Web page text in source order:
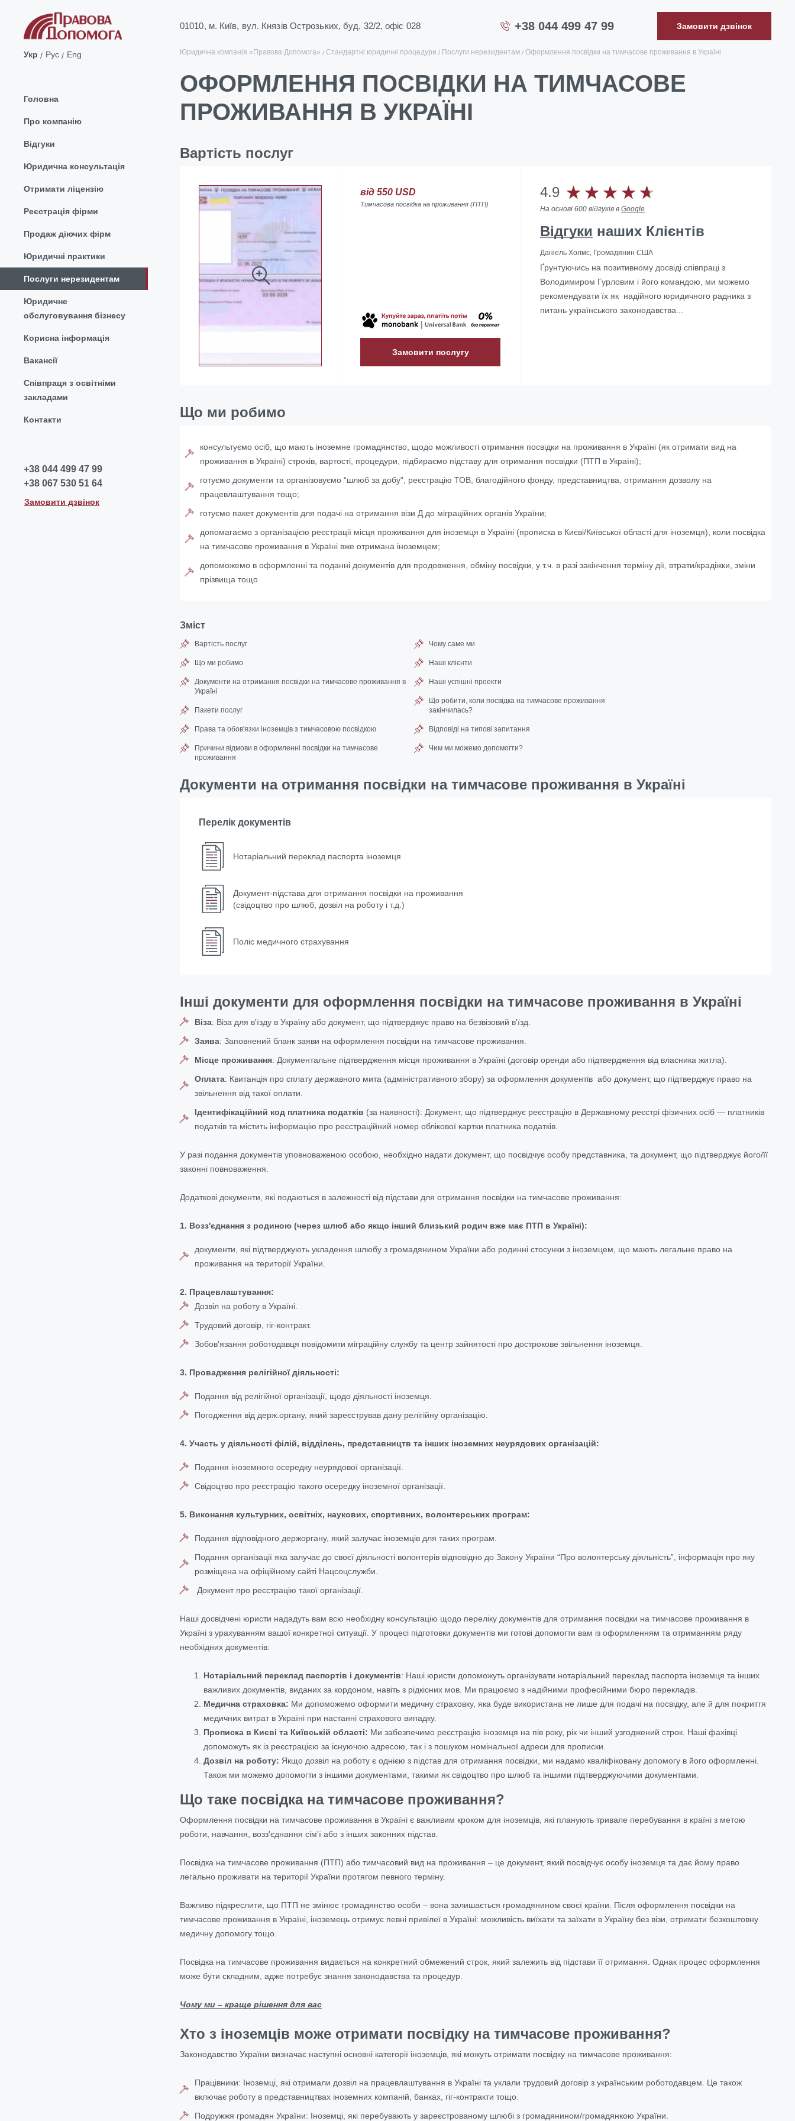
01010, м. Київ, вул. Князів Острозьких, буд. 32/2, офіс 028 +38 044 499 47 99 Замовити дзвінок
Укр Рус Eng
Головна
Про компанію
Відгуки
Юридична консультація
Отримати ліцензію
Реєстрація фірми
Продаж діючих фірм
Юридичні практики
Послуги нерезидентам
Юридичне
обслуговування бізнесу
Корисна інформація
Вакансії
Співпраця з освітніми
закладами
Контакти
+38 044 499 47 99
+38 067 530 51 64
Замовити дзвінок
Юридична компанія «Правова Допомога» Стандартні юридичні процедури Послуги нерезидентам Оформлення посвідки на тимчасове проживання в Україні
ОФОРМЛЕННЯ ПОСВІДКИ НА ТИМЧАСОВЕ
ПРОЖИВАННЯ В УКРАЇНІ
Вартість послуг
від 550 USD
Тимчасова посвідка на проживання (ПТП)
Замовити послугу
4.9
На основі 600 відгуків в Google
Відгуки наших Клієнтів
Даніель Холмс, Громадянин США
Ґрунтуючись на позитивному досвіді співпраці з
Володимиром Гурловим і його командою, ми можемо
рекомендувати їх як надійного юридичного радника з
питань українського законодавства...
Що ми робимо
консультуємо осіб, що мають іноземне громадянство , щодо можливості отримання посвідки на проживання в Україні (як отримати вид на
проживання в Україні) строків, вартості, процедури, підбираємо підставу для отримання посвідки (ПТП в Україні);
готуємо документи та організовуємо “шлюб за добу”, реєстрацію ТОВ, благодійного фонду, представництва, отримання дозволу на
працевлаштування тощо;
готуємо пакет документів для подачі на отримання візи Д до міграційних органів України;
допомагаємо з організацією реєстрації місця проживання для іноземця в Україні (прописка в Києві/Київської області для іноземця), коли посвідка
на тимчасове проживання в Україні вже отримана іноземцем;
допоможемо в оформленні та поданні документів для продовження, обміну посвідки, у т.ч. в разі закінчення терміну дії, втрати/крадіжки, зміни
прізвища тощо
Зміст
Вартість послуг
Що ми робимо
Документи на отримання посвідки на тимчасове проживання в
Україні
Пакети послуг
Права та обов'язки іноземців з тимчасовою посвідкою
Причини відмови в оформленні посвідки на тимчасове
проживання
Чому саме ми
Наші клієнти
Наші успішні проекти
Що робити, коли посвідка на тимчасове проживання
закінчилась?
Відповіді на типові запитання
Чим ми можемо допомогти?
Документи на отримання посвідки на тимчасове проживання в Україні
Перелік документів
Нотаріальний переклад паспорта іноземця
Документ-підстава для отримання посвідки на проживання
(свідоцтво про шлюб, дозвіл на роботу і т.д.)
Поліс медичного страхування
Інші документи для оформлення посвідки на тимчасове проживання в Україні
Віза: Віза для в'їзду в Україну або документ, що підтверджує право на безвізовий в'їзд.
Заява: Заповнений бланк заяви на оформлення посвідки на тимчасове проживання.
Місце проживання: Документальне підтвердження місця проживання в Україні (договір оренди або підтвердження від власника житла).
Оплата: Квитанція про сплату державного мита (адміністративного збору) за оформлення документів або документ, що підтверджує право на
звільнення від такої оплати.
Ідентифікаційний код платника податків (за наявності): Документ, що підтверджує реєстрацію в Державному реєстрі фізичних осіб — платників
податків та містить інформацію про реєстраційний номер облікової картки платника податків.
У разі подання документів уповноваженою особою, необхідно надати документ, що посвідчує особу представника, та документ, що підтверджує його/її
законні повноваження.
Додаткові документи, які подаються в залежності від підстави для отримання посвідки на тимчасове проживання:
1. Возз'єднання з родиною (через шлюб або якщо інший близький родич вже має ПТП в Україні):
документи, які підтверджують укладення шлюбу з громадянином України або родинні стосунки з іноземцем, що мають легальне право на
проживання на території України.
2. Працевлаштування:
Дозвіл на роботу в Україні.
Трудовий договір, гіг-контракт.
Зобов'язання роботодавця повідомити міграційну службу та центр зайнятості про дострокове звільнення іноземця.
3. Провадження релігійної діяльності:
Подання від релігійної організації, щодо діяльності іноземця.
Погодження від держ.органу, який зареєстрував дану релігійну організацію.
4. Участь у діяльності філій, відділень, представництв та інших іноземних неурядових організацій:
Подання іноземного осередку неурядової організації.
Свідоцтво про реєстрацію такого осередку іноземної організації.
5. Виконання культурних, освітніх, наукових, спортивних, волонтерських програм:
Подання відповідного держоргану, який залучає іноземців для таких програм.
Подання організації яка залучає до своєї діяльності волонтерів відповідно до Закону України “Про волонтерську діяльність”, інформація про яку
розміщена на офіційному сайті Нацсоцслужби.
Документ про реєстрацію такої організації.
Наші досвідчені юристи нададуть вам всю необхідну консультацію щодо переліку документів для отримання посвідки на тимчасове проживання в
Україні з урахуванням вашої конкретної ситуації. У процесі підготовки документів ми готові допомогти вам із оформленням та отриманням ряду
необхідних документів:
Нотаріальний переклад паспортів і документів: Наші юристи допоможуть організувати нотаріальний переклад паспорта іноземця та інших
важливих документів, виданих за кордоном, навіть з рідкісних мов. Ми працюємо з надійними професійними бюро перекладів.
Медична страховка: Ми допоможемо оформити медичну страховку, яка буде використана не лише для подачі на посвідку, але й для покриття
медичних витрат в Україні при настанні страхового випадку.
Прописка в Києві та Київській області: Ми забезпечимо реєстрацію іноземця на пів року, рік чи інший узгоджений строк. Наші фахівці
допоможуть як із реєстрацією за існуючою адресою, так і з пошуком номінальної адреси для прописки.
Дозвіл на роботу: Якщо дозвіл на роботу є однією з підстав для отримання посвідки, ми надамо кваліфіковану допомогу в його оформленні.
Також ми можемо допомогти з іншими документами, такими як свідоцтво про шлюб та іншими підтверджуючими документами.
Що таке посвідка на тимчасове проживання?
Оформлення посвідки на тимчасове проживання в Україні є важливим кроком для іноземців, які планують тривале перебування в країні з метою
роботи, навчання, возз'єднання сім'ї або з інших законних підстав.
Посвідка на тимчасове проживання (ПТП) або тимчасовий вид на проживання – це документ, який посвідчує особу іноземця та дає йому право
легально проживати на території України протягом певного терміну.
Важливо підкреслити, що ПТП не змінює громадянство особи – вона залишається громадянином своєї країни. Після оформлення посвідки на
тимчасове проживання в Україні, іноземець отримує певні привілеї в Україні: можливість виїхати та заїхати в Україну без візи, отримати безкоштовну
медичну допомогу тощо.
Посвідка на тимчасове проживання видається на конкретний обмежений строк, який залежить від підстави її отримання. Однак процес оформлення
може бути складним, адже потребує знання законодавства та процедур.
Чому ми – краще рішення для вас
Хто з іноземців може отримати посвідку на тимчасове проживання?
Законодавство України визначає наступні основні категорії іноземців, які можуть отримати посвідку на тимчасове проживання:
Працівники: Іноземці, які отримали дозвіл на працевлаштування в Україні та уклали трудовий договір з українським роботодавцем. Це також
включає роботу в представництвах іноземних компаній, банках, гіг-контракти тощо.
Подружжя громадян України: Іноземці, які перебувають у зареєстрованому шлюбі з громадянином/громадянкою України.